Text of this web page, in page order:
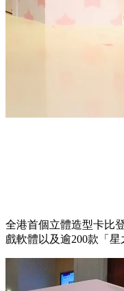
全港首個立體造型卡比
戲軟體以及逾200款「星